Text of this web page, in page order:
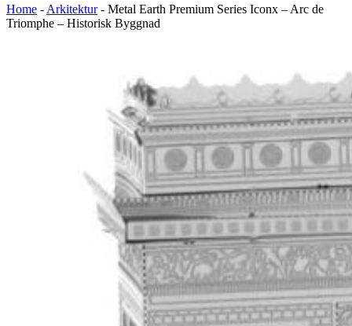
Home -Arkitektur- Metal Earth Premium Series Iconx – Arc de
Triomphe – Historisk Byggnad